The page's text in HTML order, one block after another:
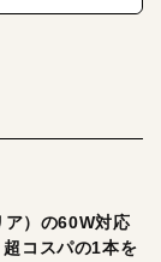
）の60W対応
コスパの1本を